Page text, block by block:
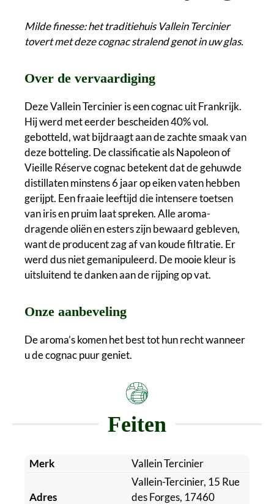
Milde finesse: het traditiehuis Vallein Tercinier
tovert met deze cognac stralend genot in uw glas.
Over de vervaardiging
Deze Vallein Tercinier is een cognac uit Frankrijk.
Hij werd met eerder bescheiden 40% vol.
gebotteld, wat bijdraagt aan de zachte smaak van
deze botteling. De classificatie als Napoleon of
Vieille Réserve cognac betekent dat de gehuwde
distillaten minstens 6 jaar op eiken vaten hebben
gerijpt. Een fraaie leeftijd die intensere toetsen
van iris en pruim laat spreken. Alle aroma-
dragende oliën en esters zijn bewaard gebleven,
want de producent zag af van koude filtratie. Er
werd dus niet gemanipuleerd. De mooie kleur is
uitsluitend te danken aan de rijping op vat.
Onze aanbeveling
De aroma’s komen het best tot hun recht wanneer
u de cognac puur geniet.
Feiten
Merk Vallein Tercinier
Adres
Vallein-Tercinier, 15 Rue
des Forges, 17460